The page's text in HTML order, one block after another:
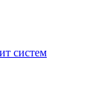
систем